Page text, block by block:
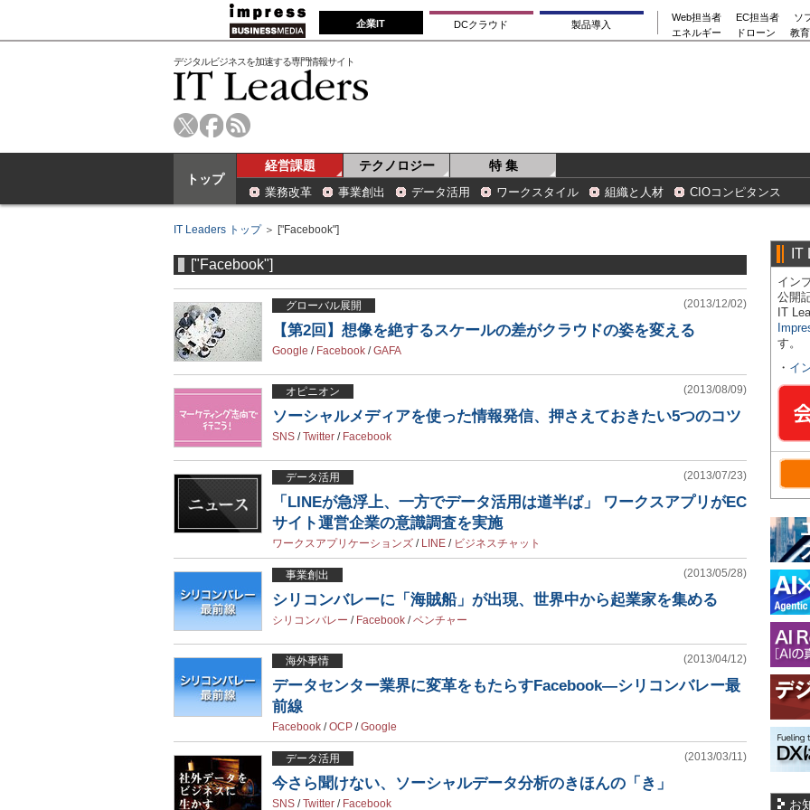
企業IT DCクラウド 製品導入
Web担当者 EC担当者
ソ
エネルギー
ドローン 教
デジタルビジネスを加速する専門情報サイト
トップ
経営課題 テクノロジー 特 集
業務改革 事業創出 データ活用 ワークスタイル 組織と人材 CIOコンピタンス
IT Leaders トップ＞ ["Facebook"]
["Facebook"]
グローバル展開 (2013/12/02)
【第2回】想像を絶するスケールの差がクラウドの姿を変える
Google / Facebook /GAFA
オピニオン (2013/08/09)
ソーシャルメディアを使った情報発信、押さえておきたい5つのコツ
SNS /Twitter / Facebook
データ活用 (2013/07/23)
「LINEが急浮上、一方でデータ活用は道半ば」 ワークスアプリがEC
サイト運営企業の意識調査を実施
ワークスアプリケーションズ / LINE / ビジネスチャット
事業創出 (2013/05/28)
シリコンバレーに「海賊船」が出現、世界中から起業家を集める
シリコンバレー / Facebook /ベンチャー
海外事情 (2013/04/12)
データセンター業界に変革をもたらすFacebook―シリコンバレー最
前線
Facebook /OCP /Google
データ活用 (2013/03/11)
今さら聞けない、ソーシャルデータ分析のきほんの「き」
SNS /Twitter / Facebook
IT
イン
公開
IT
す。
・ イ
お